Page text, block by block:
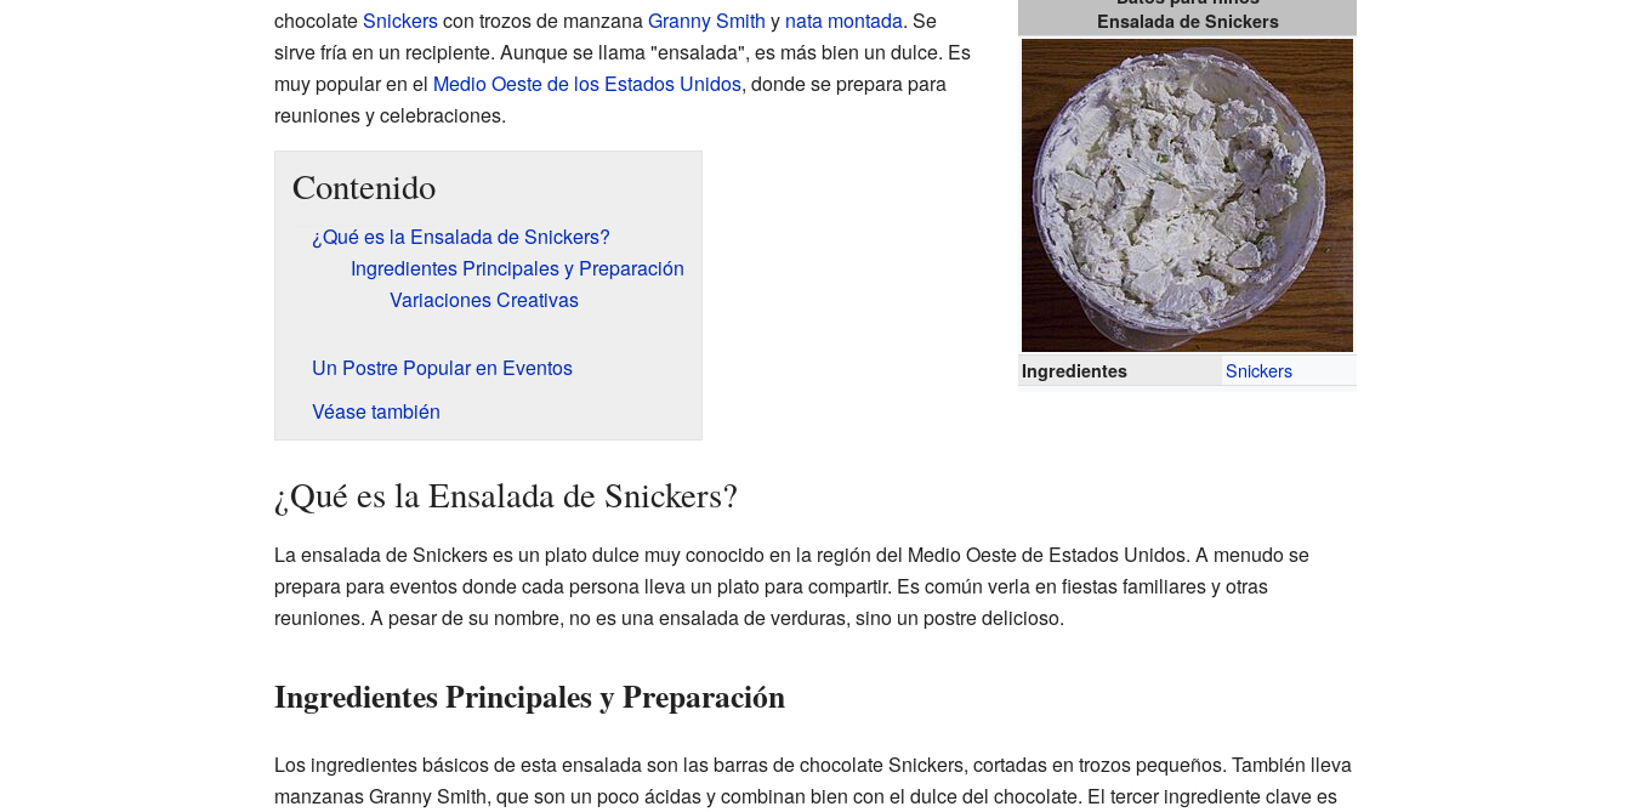
Ensalada de Snickers
Ingredientes Snickers
chocolateSnickerscon trozos de manzanaGranny Smith y nata montada. Se
sirve fría en un recipiente. Aunque se llama "ensalada", es más bien un dulce. Es
muy popular en el Medio Oeste de los Estados Unidos, donde se prepara para
reuniones y celebraciones.
Contenido
¿Qué es la Ensalada de Snickers?
Ingredientes Principales y Preparación
Variaciones Creativas
Un Postre Popular en Eventos
Véase también
¿Qué es la Ensalada de Snickers?
La ensalada de Snickers es un plato dulce muy conocido en la región del Medio Oeste de Estados Unidos. A menudo se
prepara para eventos donde cada persona lleva un plato para compartir. Es común verla en fiestas familiares y otras
reuniones. A pesar de su nombre, no es una ensalada de verduras, sino un postre delicioso.
Ingredientes Principales y Preparación
Los ingredientes básicos de esta ensalada son las barras de chocolate Snickers, cortadas en trozos pequeños. También lleva
manzanas Granny Smith, que son un poco ácidas y combinan bien con el dulce del chocolate. El tercer ingrediente clave es